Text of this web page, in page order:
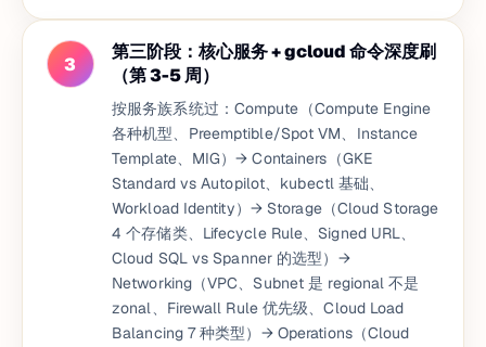
3
第三阶段：核心服务 + gcloud 命令深度刷
（第 3-5 周）
按服务族系统过：Compute（Compute Engine
各种机型、Preemptible/Spot VM、Instance
Template、MIG）→ Containers（GKE
Standard vs Autopilot、kubectl 基础、
Workload Identity）→ Storage（Cloud Storage
4 个存储类、Lifecycle Rule、Signed URL、
Cloud SQL vs Spanner 的选型）→
Networking（VPC、Subnet 是 regional 不是
zonal、Firewall Rule 优先级、Cloud Load
Balancing 7 种类型）→ Operations（Cloud